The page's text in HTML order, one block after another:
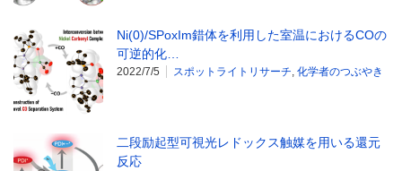
Ni(0)/SPoxIm錯体を利用した室温におけるCOの
可逆的化…
2022/7/5 スポットライトリサーチ 化学者のつぶやき
二段励起型可視光レドックス触媒を用いる還元
反応